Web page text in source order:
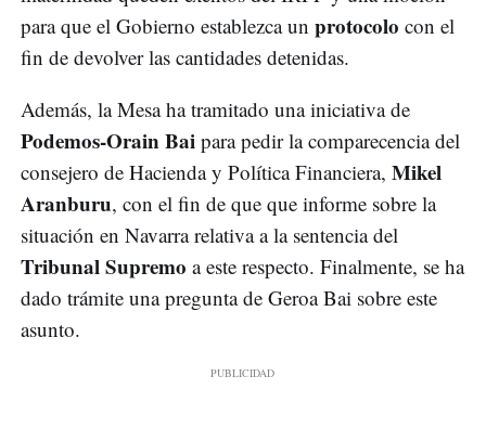
para que el Gobierno establezca un protocolo con el
fin de devolver las cantidades detenidas.
Además, la Mesa ha tramitado una iniciativa de
Podemos-Orain Bai para pedir la comparecencia del
consejero de Hacienda y Política Financiera, Mikel
Aranburu, con el fin de que que informe sobre la
situación en Navarra relativa a la sentencia del
Tribunal Supremo a este respecto. Finalmente, se ha
dado trámite una pregunta de Geroa Bai sobre este
asunto.